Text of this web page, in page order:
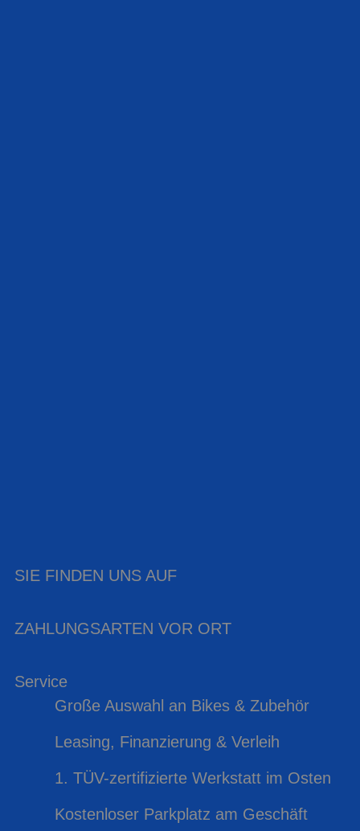
SIE FINDEN UNS AUF
ZAHLUNGSARTEN VOR ORT
Service
Große Auswahl an Bikes & Zubehör
Leasing, Finanzierung & Verleih
1. TÜV-zertifizierte Werkstatt im Osten
Kostenloser Parkplatz am Geschäft